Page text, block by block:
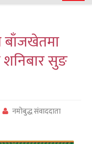
बाँजखेतमा
शनिबार सुङ
नमोबुद्ध संवाददाता